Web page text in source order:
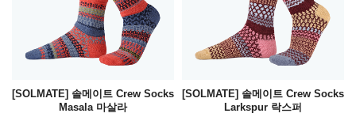
[SOLMATE] 솔메이트 Crew Socks
Masala 마살라
[SOLMATE] 솔메이트 Crew Socks
Larkspur 락스퍼